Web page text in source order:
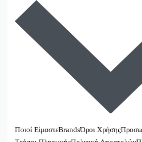
Ποιοί ΕίμαστεBrandsΌροι Χρήσης